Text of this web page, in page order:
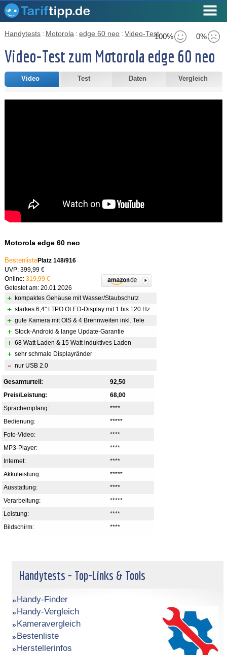
100% 0%
Handytests : Motorola : edge 60 neo : Video-Test
Video-Test zum Motorola edge 60 neo
Video Test Daten Vergleich
Motorola edge 60 neo
BestenlistePlatz 148/916
UVP: 399,99 €
Online: 319,99 €
Getestet am: 20.01.2026
kompaktes Gehäuse mit Wasser/Staubschutz
starkes 6,4" LTPO OLED-Display mit 1 bis 120 Hz
gute Kamera mit OIS & 4 Brennweiten inkl. Tele
Stock-Android & lange Update-Garantie
68 Watt Laden & 15 Watt induktives Laden
sehr schmale Displayränder
nur USB 2.0
92,50
Gesamturteil:
68,00
Preis/Leistung:
****
Sprachempfang:
*****
Bedienung:
****
Foto-Video:
****
MP3-Player:
****
Internet:
*****
Akkuleistung:
****
Ausstattung:
*****
Verarbeitung:
****
Leistung:
****
Bildschirm:
Handytests - Top-Links & Tools
Handy-Finder
Handy-Vergleich
Kameravergleich
Bestenliste
Herstellerinfos